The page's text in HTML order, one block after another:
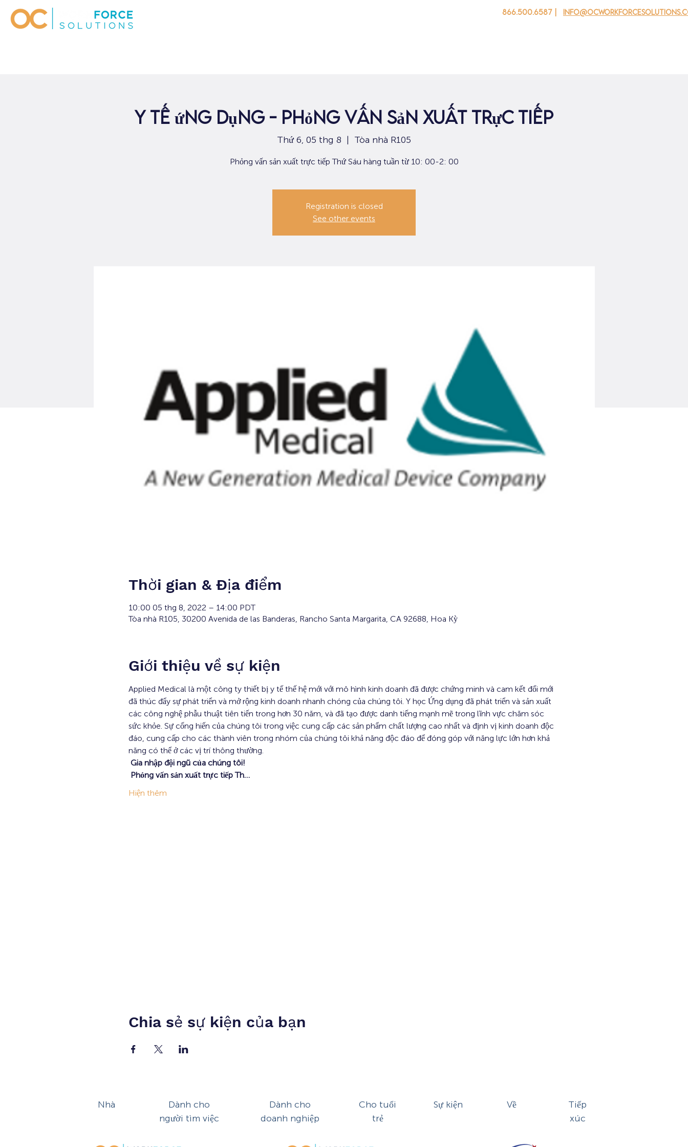
866.500.6587 |
Y tế ứng dụng - Phỏng vấn sản xuất trực tiếp
Thứ 6, 05 thg 8
  |
Tòa nhà R105
Phỏng vấn sản xuất trực tiếp Thứ Sáu hàng tuần từ 10: 00-2: 00
Registration is closed
See other events
Thời gian & Địa điểm
10:00 05 thg 8, 2022 – 14:00 PDT
Tòa nhà R105, 30200 Avenida de las Banderas, Rancho Santa Margarita, CA 92688, Hoa Kỳ
Giới thiệu về sự kiện
Applied Medical là một công ty thiết bị y tế thế hệ mới với mô hình kinh doanh đã được chứng minh và cam kết đổi mới
đã thúc đẩy sự phát triển và mở rộng kinh doanh nhanh chóng của chúng tôi. Y học Ứng dụng đã phát triển và sản xuất
các công nghệ phẫu thuật tiên tiến trong hơn 30 năm, và đã tạo được danh tiếng mạnh mẽ trong lĩnh vực chăm sóc
sức khỏe. Sự cống hiến của chúng tôi trong việc cung cấp các sản phẩm chất lượng cao nhất và định vị kinh doanh độc
đáo, cung cấp cho các thành viên trong nhóm của chúng tôi khả năng độc đáo để đóng góp với năng lực lớn hơn khả
năng có thể ở các vị trí thông thường.
Gia nhập đội ngũ của chúng tôi!
Phỏng vấn sản xuất trực tiếp Th…
Hiện thêm
Chia sẻ sự kiện của bạn
Nhà
Dành cho
người tìm việc
Dành cho
doanh nghiệp
Cho tuổi
trẻ
Sự kiện Về
Tiếp
xúc